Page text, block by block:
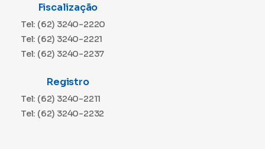
Fiscalização
Tel: (62) 3240-2220
Tel: (62) 3240-2221
Tel: (62) 3240-2237
Registro
Tel: (62) 3240-2211
Tel: (62) 3240-2232